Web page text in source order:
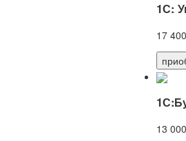
1С:
17
13